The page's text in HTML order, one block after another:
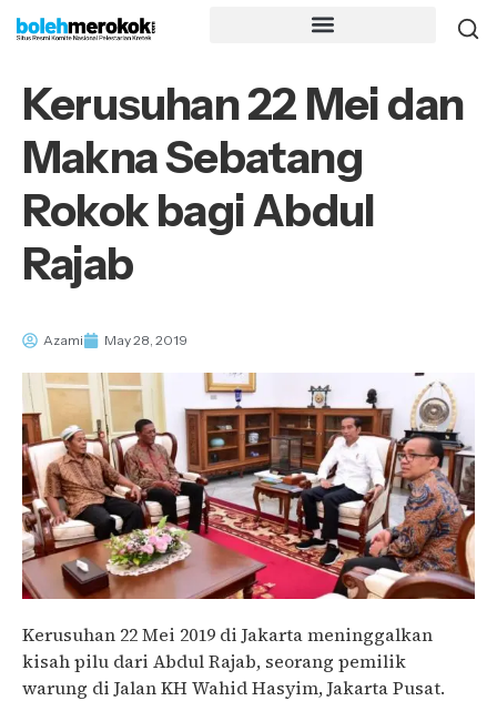
Kerusuhan 22 Mei dan
Makna Sebatang
Rokok bagi Abdul
Rajab
Azami May 28, 2019
Kerusuhan 22 Mei 2019 di Jakarta meninggalkan
kisah pilu dari Abdul Rajab, seorang pemilik
warung di Jalan KH Wahid Hasyim, Jakarta Pusat.